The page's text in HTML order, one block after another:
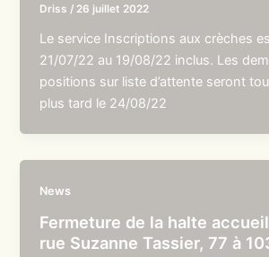
Driss / 26 juillet 2022
Le service Inscriptions aux crèches
21/07/22 au 19/08/22 inclus. Les
positions sur liste d’attente seront
plus tard le 24/08/22
News
Fermeture de la halte
rue Suzanne Tassier, 77 à